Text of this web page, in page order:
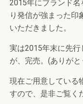
2015年にブランド名
り発信が強まった印
いただきました。
実は2015年末に先
が、完売。(ありが
現在ご用意している
すので、是非ご覧く